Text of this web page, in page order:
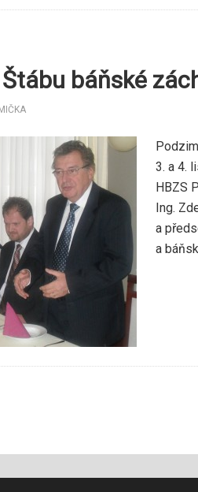
báňské
3. a 4.
HBZS
Ing.
a
a